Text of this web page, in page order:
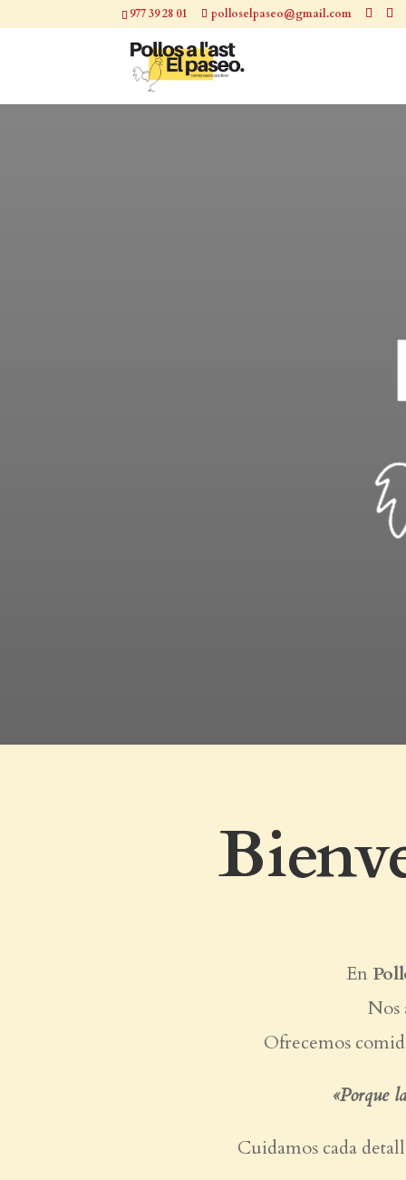
977 39 28 01 polloselpaseo@gmail.com
En
Nos
Ofrecemos
«Porque
Cuidamos cada